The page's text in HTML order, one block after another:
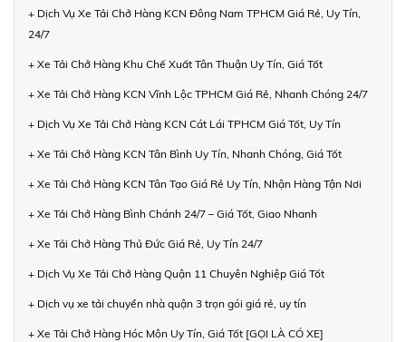
+ Dịch Vụ Xe Tải Chở Hàng KCN Đông Nam TPHCM Giá Rẻ, Uy Tín,
24/7
+ Xe Tải Chở Hàng Khu Chế Xuất Tân Thuận Uy Tín, Giá Tốt
+ Xe Tải Chở Hàng KCN Vĩnh Lộc TPHCM Giá Rẻ, Nhanh Chóng 24/7
+ Dịch Vụ Xe Tải Chở Hàng KCN Cát Lái TPHCM Giá Tốt, Uy Tín
+ Xe Tải Chở Hàng KCN Tân Bình Uy Tín, Nhanh Chóng, Giá Tốt
+ Xe Tải Chở Hàng KCN Tân Tạo Giá Rẻ Uy Tín, Nhận Hàng Tận Nơi
+ Xe Tải Chở Hàng Bình Chánh 24/7 – Giá Tốt, Giao Nhanh
+ Xe Tải Chở Hàng Thủ Đức Giá Rẻ, Uy Tín 24/7
+ Dịch Vụ Xe Tải Chở Hàng Quận 11 Chuyên Nghiệp Giá Tốt
+ Dịch vụ xe tải chuyển nhà quận 3 trọn gói giá rẻ, uy tín
+ Xe Tải Chở Hàng Hóc Môn Uy Tín, Giá Tốt [GỌI LÀ CÓ XE]